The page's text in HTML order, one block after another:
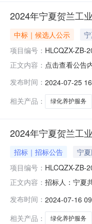
2024年宁夏贺兰工
中标｜候选人公示
项目编号： HLCQZX-ZB-
正文内容： 点击查看公告
（包）
发布时间： 2024-07-25
相关产品：
绿化养护服务
2024年宁夏贺兰工
招标｜招标公告 宁
项目编号： HLCQZX-ZB-
正文内容： 招标人：宁夏
争性磋商预算
发布时间： 2024-07-16
相关产品：
绿化养护服务